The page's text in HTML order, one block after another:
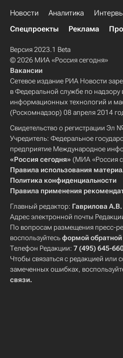
Новости Аналитика
Спецпроекты
Реклама
Версия 2023.1 Beta
© 2026 МИА «Россия сегодня»
Вакансии
Сетевое издание РИА Новости
в Федеральной службе по надзору
информационных технологий и
(Роскомнадзор) 08 апреля 2014
Свидетельство о регистрации
Учредитель: Федеральное
предприятие Международное
«Россия сегодня» (МИА «Россия
Правила использования
Политика конфиденциальности
Правила применения
Главный редактор: Гаврилова А.В.
Адрес электронной почты
По вопросам размещения пресс-
воспользуйтесьформой обратной
Телефон Редакции: 7 (495) 645-
Чтобы связаться с редакцией или
замеченных ошибках,
связи.